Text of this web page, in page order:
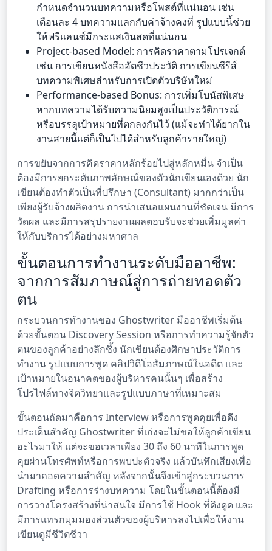
กำหนดจำนวนบทความหรือโพสต์ที่แน่นอน เช่น
เดือนละ 4 บทความแลกกับค่าจ้างคงที่ รูปแบบนี้ช่วย
ให้ฟรีแลนซ์มีกระแสเงินสดที่แน่นอน
Project-based Model: การคิดราคาตามโปรเจกต์
เช่น การเขียนหนังสืออัตชีวประวัติ การเขียนซีรีส์
บทความพิเศษสำหรับการเปิดตัวบริษัทใหม่
Performance-based Bonus: การเพิ่มโบนัสพิเศษ
หากบทความได้รับความนิยมสูงเป็นประวัติการณ์
หรือบรรลุเป้าหมายที่ตกลงกันไว้ (แม้จะทำได้ยากใน
งานสายนี้แต่ก็เป็นไปได้สำหรับลูกค้ารายใหญ่)
การขยับจากการคิดราคาหลักร้อยไปสู่หลักหมื่น จำเป็น
ต้องมีการยกระดับภาพลักษณ์ของตัวนักเขียนเองด้วย นัก
เขียนต้องทำตัวเป็นที่ปรึกษา (Consultant) มากกว่าเป็น
เพียงผู้รับจ้างผลิตงาน การนำเสนอแผนงานที่ชัดเจน มีการ
วัดผล และมีการสรุปรายงานผลตอบรับจะช่วยเพิ่มมูลค่า
ให้กับบริการได้อย่างมหาศาล
ขั้นตอนการทำงานระดับมืออาชีพ:
จากการสัมภาษณ์สู่การถ่ายทอดตัว
ตน
กระบวนการทำงานของ Ghostwriter มืออาชีพเริ่มต้น
ด้วยขั้นตอน Discovery Session หรือการทำความรู้จักตัว
ตนของลูกค้าอย่างลึกซึ้ง นักเขียนต้องศึกษาประวัติการ
ทำงาน รูปแบบการพูด คลิปวิดีโอสัมภาษณ์ในอดีต และ
เป้าหมายในอนาคตของผู้บริหารคนนั้นๆ เพื่อสร้าง
โปรไฟล์ทางจิตวิทยาและรูปแบบภาษาที่เหมาะสม
ขั้นตอนถัดมาคือการ Interview หรือการพูดคุยเพื่อดึง
ประเด็นสำคัญ Ghostwriter ที่เก่งจะไม่ขอให้ลูกค้าเขียน
อะไรมาให้ แต่จะขอเวลาเพียง 30 ถึง 60 นาทีในการพูด
คุยผ่านโทรศัพท์หรือการพบปะตัวจริง แล้วบันทึกเสียงเพื่อ
นำมาถอดความสำคัญ หลังจากนั้นจึงเข้าสู่กระบวนการ
Drafting หรือการร่างบทความ โดยในขั้นตอนนี้ต้องมี
การวางโครงสร้างที่น่าสนใจ มีการใช้ Hook ที่ดึงดูด และ
มีการแทรกมุมมองส่วนตัวของผู้บริหารลงไปเพื่อให้งาน
เขียนดูมีชีวิตชีวา